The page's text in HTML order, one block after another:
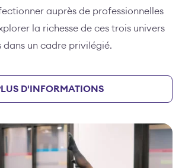
auprès de professionnelles
la richesse de ces trois univers
un cadre privilégié.
D'INFORMATIONS